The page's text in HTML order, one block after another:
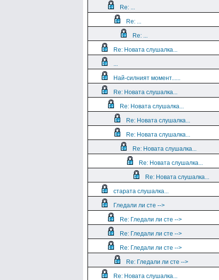
Re: ...
Re: ...
Re: ...
Re: Новата слушалка...
...
Най-силният момент......
Re: Новата слушалка...
Re: Новата слушалка...
Re: Новата слушалка...
Re: Новата слушалка...
Re: Новата слушалка...
Re: Новата слушалка...
Re: Новата слушалка...
старата слушалка...
Гледали ли сте -->
Re: Гледали ли сте -->
Re: Гледали ли сте -->
Re: Гледали ли сте -->
Re: Гледали ли сте -->
Re: Новата слушалка...